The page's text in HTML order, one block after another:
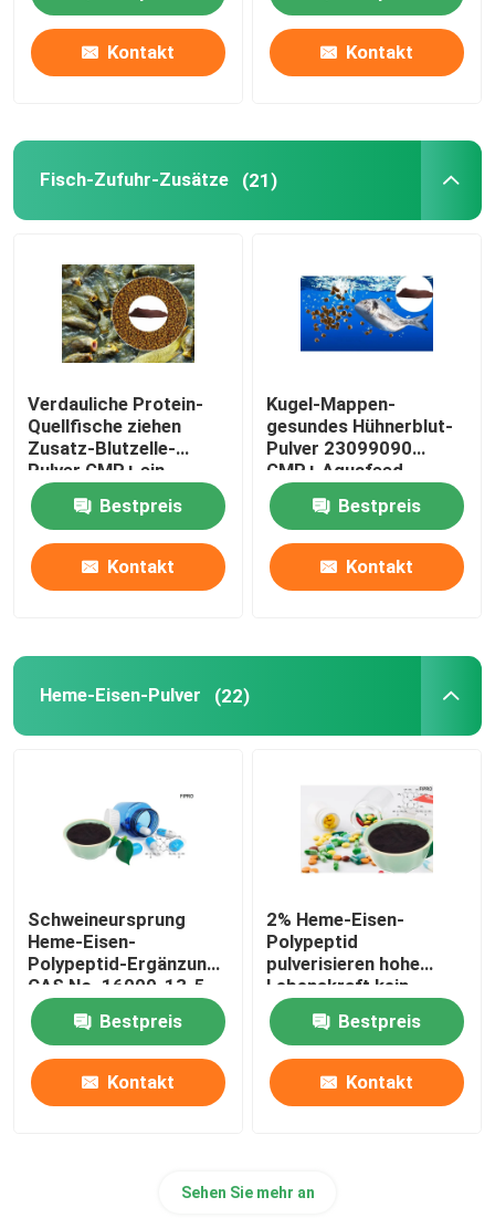
Fordern Sie ein Zitat
Organisches Düngemittel-Pulver
Betriebsdüngemittel-Pulver
Aminosäure-Düngemittel-Pulver
Fisch-Zufuhr-Zusätze
Heme-Eisen-Pulver
Geflügel-Zufuhr-Zusätze
Geflügel-Dünger
Pepton-Pulver
Schweine ziehen Zusätze ein
Natürliche Farbstoffe
Kontakt Kontakt
Fisch-Zufuhr-Zusätze (21)
Verdauliche Protein-
Quellfische ziehen
Zusatz-Blutzelle-
Pulver GMP+ ein
Bestpreis
Kontakt
Kugel-Mappen-
gesundes Hühnerblut-
Pulver 23099090
GMP+ Aquafeed
Bestpreis
Kontakt
Heme-Eisen-Pulver (22)
Schweineursprung
Heme-Eisen-
Polypeptid-Ergänzung
CAS No .16009-13-5
Bestpreis
Kontakt
2% Heme-Eisen-
Polypeptid
pulverisieren hohe
Lebenskraft kein
oxidativer Stress
Bestpreis
Kontakt
Sehen Sie mehr an